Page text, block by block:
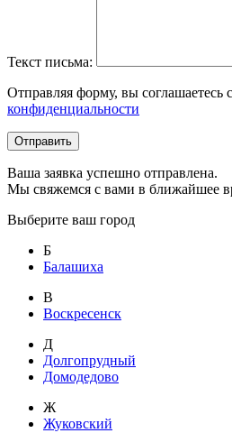
Текст письма:
Отправляя форму, вы соглашаетесь с
конфиденциальности
Отправить
Ваша заявка успешно отправлена.
Мы свяжемся с вами в ближайшее
Выберите ваш город
Б
Балашиха
В
Воскресенск
Д
Долгопрудный
Домодедово
Ж
Жуковский